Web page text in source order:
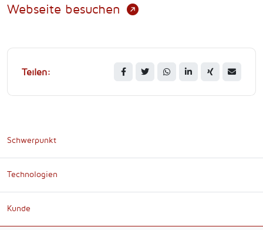
Webseite besuchen
Teilen:
Schwerpunkt
Technologien
Kunde